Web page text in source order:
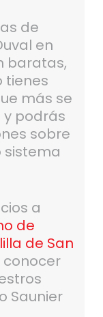
de
en
baratas,
tienes
más se
podrás
sobre
sistema
a
de
de San
Saunier